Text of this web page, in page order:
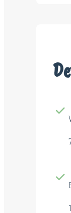
1